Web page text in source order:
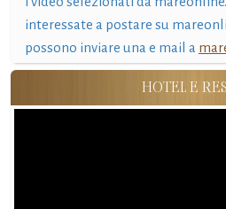
interessate a postare su
possono inviare una e mail a
HOTEL E